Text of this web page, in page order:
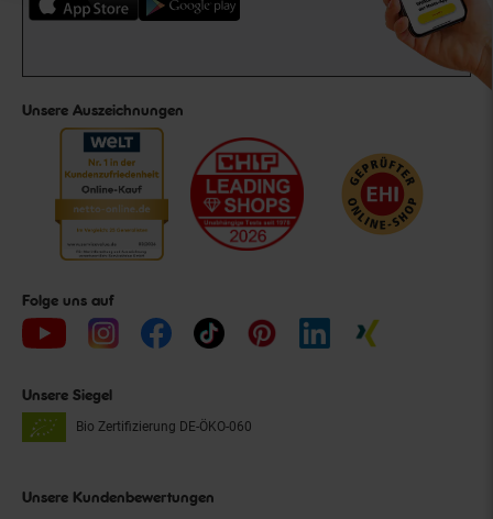
Unsere Auszeichnungen
Folge uns auf
Unsere Siegel
Bio Zertifizierung DE-ÖKO-060
Unsere Kundenbewertungen